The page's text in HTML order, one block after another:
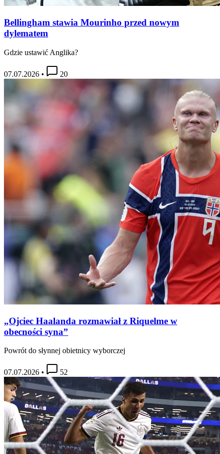
Bellingham stawia Mourinho przed nowym
dylematem
Gdzie ustawić Anglika?
07.07.2026 • 20
„Ojciec Haalanda rozmawiał z Riquelme w
obecności syna”
Powrót do słynnej obietnicy wyborczej
07.07.2026 • 52